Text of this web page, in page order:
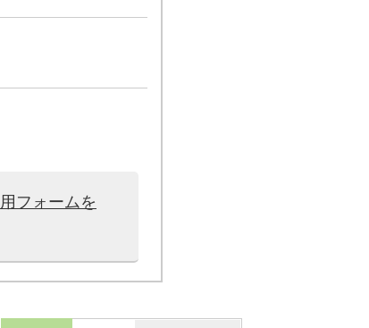
フォームを